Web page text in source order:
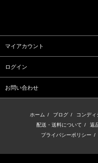
マイアカウント
ログイン
お問い合わせ
ホーム / ブログ / コンディ
配送・送料について / 返
プライバシーポリシー /